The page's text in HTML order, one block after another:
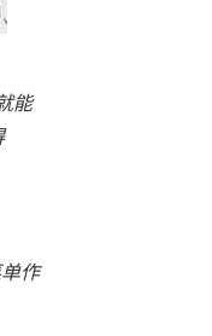
能
作